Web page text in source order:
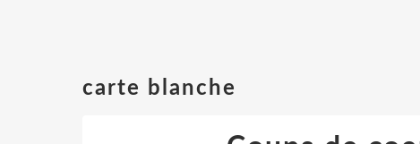
carte blanche